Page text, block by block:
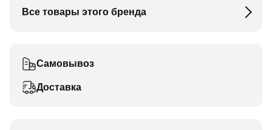
Все товары этого бренда
Самовывоз
Доставка